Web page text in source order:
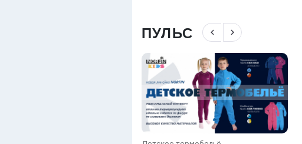
ПУЛЬС navigate_before navigate_next